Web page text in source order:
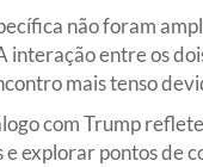
não foram
interação entre os
mais tenso
com Trump
explorar pontos de